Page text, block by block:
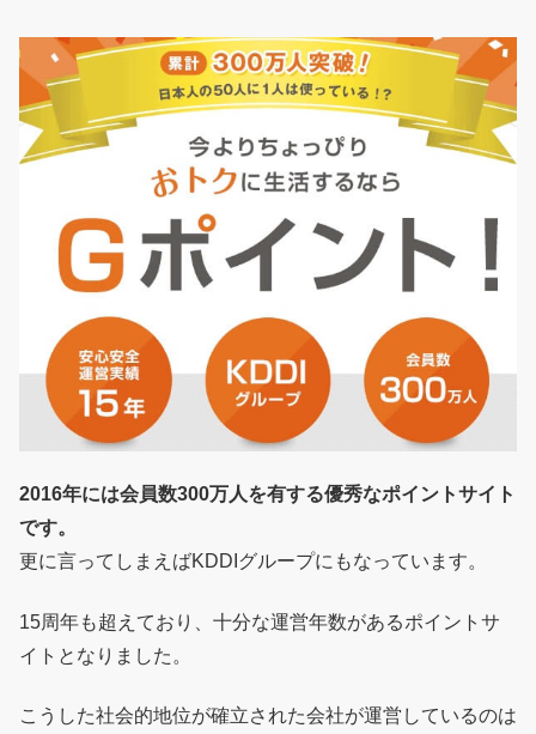
2016年には会員数300万人を有する優秀なポイントサイト
です。
更に言ってしまえばKDDIグループにもなっています。
15周年も超えており、十分な運営年数があるポイントサ
イトとなりました。
こうした社会的地位が確立された会社が運営しているのは